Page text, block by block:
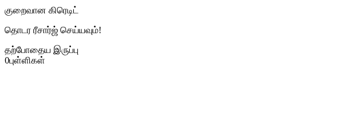
குறைவான கிரெடிட்
தொடர ரீசார்ஜ் செய்யவும்!
தற்போதைய இருப்பு
0புள்ளிகள்